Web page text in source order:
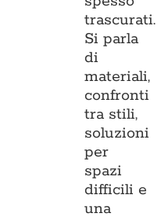
trascurati.
Si parla
di
materiali,
confronti
tra stili,
soluzioni
per
spazi
difficili e
una